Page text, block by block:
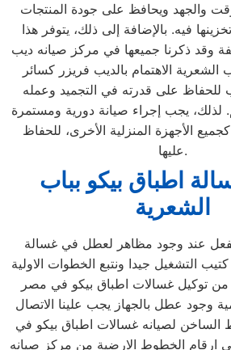
والجهد ويحافظ على جودة المنتجات
فيه. بالإضافة إلى ذلك، يتوفر هذا
وقد ذكرنا جميعها في مركز صيانه ديب
الشعرية الاهتمام بالديب فريزر كسائر
للحفاظ على قدرته في التجميد وعمله
يجب إجراء صيانة دورية ومستمرة
كجميع الأجهزة المنزلية الأخرى، للحفاظ
عليها.
اطباق بيكو بباب
الشعرية
نفعل عند وجود مظاهر لعطل في غسالة
كتيب التشغيل جيدا ونتبع الخطوات الاولية
من توكيل غسالات اطباق بيكو في مصر
وجود عطل بالجهاز يجب علينا الاتصال
الساخن لصيانه غسالات اطباق بيكو في
ارقام الخطوط الارضية من مركز صيانه